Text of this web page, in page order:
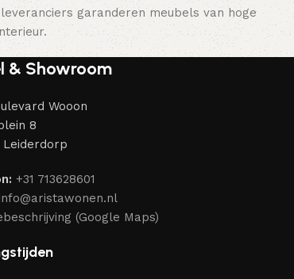
garanderen meubels van hoge
& Showroom
Wooon
8
Leiderdorp
+31 713628601
(Google Maps)